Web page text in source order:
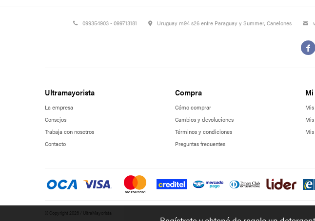
099354903 - 099713181 Uruguay m94 s26 entre Paraguay y Summer, Canelones

Ultramayorista
La empresa
Consejos
Trabaja con nosotros
Contacto
Compra
Cómo comprar
Cambios y devoluciones
Términos y condiciones
Preguntas frecuentes
© Copyright 2026 / UltraMayorista